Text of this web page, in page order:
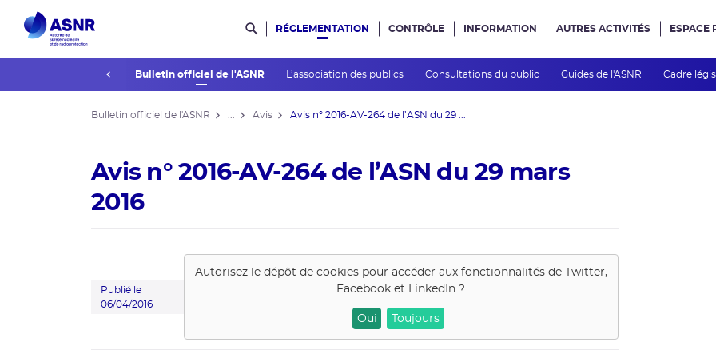
Rechercher dans le site
RÉGLEMENTATION
La réglementation Bulletin officiel de l'ASNR L’association des publics Consultations du public Guides de l'ASNR Cadre
CONTRÔLE INFORMATION AUTRES ACTIVITÉS ESPACE
Bulletin officiel de l'ASNR Avis Avis n° 2016-AV-264 de l’ASN du 29 ...
Avis n° 2016-AV-264 de l’ASN du 29 mars
2016
Publié le
06/04/2016
Autorisez le dépôt de cookies pour accéder aux fonctionnalités de
Twitter,
Facebook et LinkedIn ?
Oui Toujours